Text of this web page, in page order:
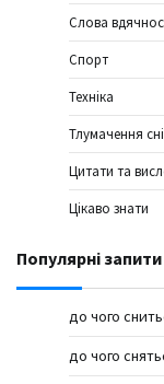
Слова
Спорт
Техніка
Тлумачення
Цитати та
Цікаво знати
Популярні запити
до чого
до чого